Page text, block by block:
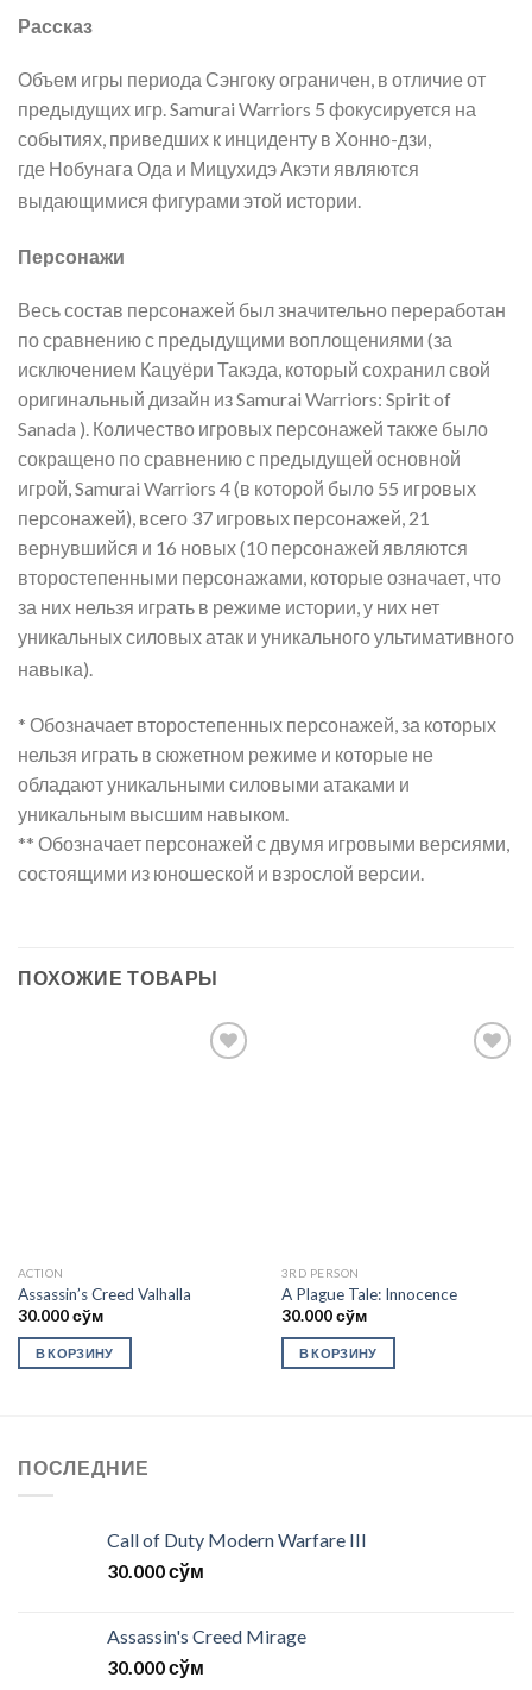
Рассказ
Объем игры периода Сэнгоку ограничен, в отличие от
предыдущих игр. Samurai Warriors 5 фокусируется на
событиях, приведших к инциденту в Хонно-дзи,
где Нобунага Ода и Мицухидэ Акэти являются
выдающимися фигурами этой истории.
Персонажи
Весь состав персонажей был значительно переработан
по сравнению с предыдущими воплощениями (за
исключением Кацуёри Такэда, который сохранил свой
оригинальный дизайн из Samurai Warriors: Spirit of
Sanada ). Количество игровых персонажей также было
сокращено по сравнению с предыдущей основной
игрой, Samurai Warriors 4 (в которой было 55 игровых
персонажей), всего 37 игровых персонажей, 21
вернувшийся и 16 новых (10 персонажей являются
второстепенными персонажами, которые означает, что
за них нельзя играть в режиме истории, у них нет
уникальных силовых атак и уникального ультимативного
навыка).
* Обозначает второстепенных персонажей, за которых
нельзя играть в сюжетном режиме и которые не
обладают уникальными силовыми атаками и
уникальным высшим навыком.
** Обозначает персонажей с двумя игровыми версиями,
состоящими из юношеской и взрослой версии.
ПОХОЖИЕ ТОВАРЫ
ACTION
Assassin’s Creed Valhalla
30.000сўм
В КОРЗИНУ
3RD PERSON
A Plague Tale: Innocence
30.000сўм
В КОРЗИНУ
ПОСЛЕДНИЕ
Call of Duty Modern Warfare III
30.000сўм
Assassin's Creed Mirage
30.000сўм